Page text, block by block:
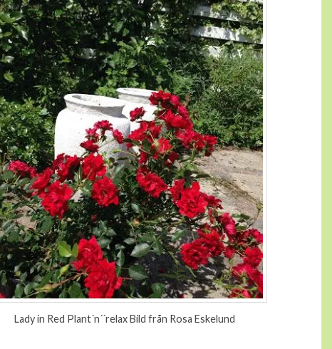
Lady in Red Plant´n´´relax Bild från Rosa Eskelund